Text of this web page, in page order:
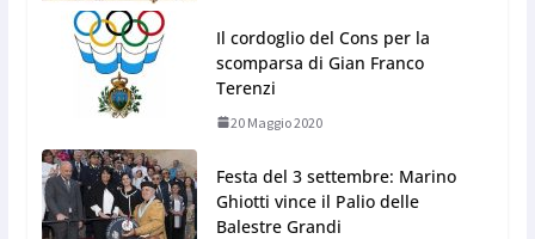
Il cordoglio del Cons per la
scomparsa di Gian Franco
Terenzi
20 Maggio 2020
Festa del 3 settembre: Marino
Ghiotti vince il Palio delle
Balestre Grandi